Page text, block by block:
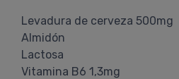
Levadura de cerveza 500mg
Almidón
Lactosa
Vitamina B6 1,3mg